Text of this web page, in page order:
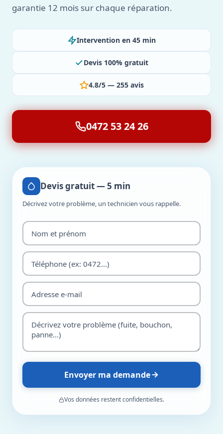
garantie 12 mois sur chaque réparation.
Intervention en 45 min
Devis 100% gratuit
4.8/5 — 255 avis
0472 53 24 26
Devis gratuit — 5 min
Décrivez votre problème, un technicien vous rappelle.
Envoyer ma demande
Vos données restent confidentielles.